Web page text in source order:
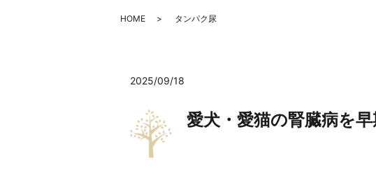
HOME タンパク尿
2025/09/18
愛犬・愛猫の腎臓病を